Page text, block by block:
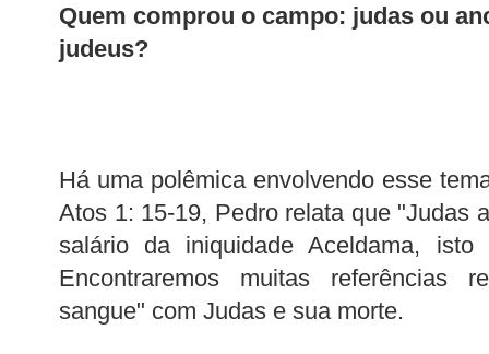
Quem comprou o campo: judas ou
judeus?
Há uma polêmica envolvendo esse
Atos 1: 15-19, Pedro relata que "Judas
salário da iniquidade Aceldama,
Encontraremos muitas referências
sangue" com Judas e sua morte.